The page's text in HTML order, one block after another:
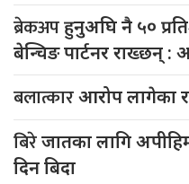
ब्रेकअपहुनुअघि नै ५०
बेन्चिङ पार्टनर राख्छन् :
बलात्कारआरोप लागेका
बिरेजातका लागि
दिन बिदा